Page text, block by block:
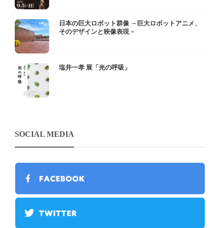
日本の巨大ロボット群像 －巨大ロボットアニメ、
そのデザインと映像表現－
塩井一孝 展「光の呼吸」
SOCIAL MEDIA